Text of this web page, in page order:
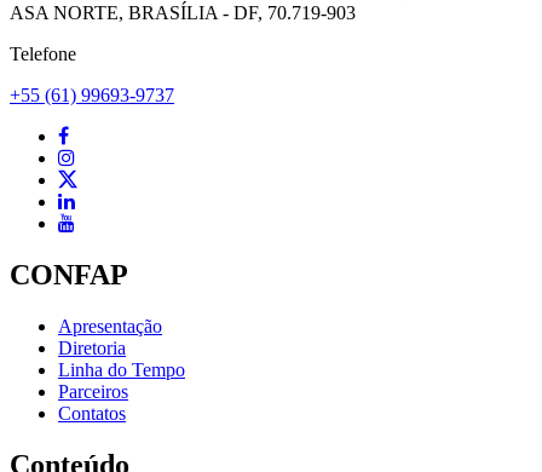
ASA NORTE, BRASÍLIA - DF, 70.719-903
Telefone
+55 (61) 99693-9737
CONFAP
Apresentação
Diretoria
Linha do Tempo
Parceiros
Contatos
Conteúdo